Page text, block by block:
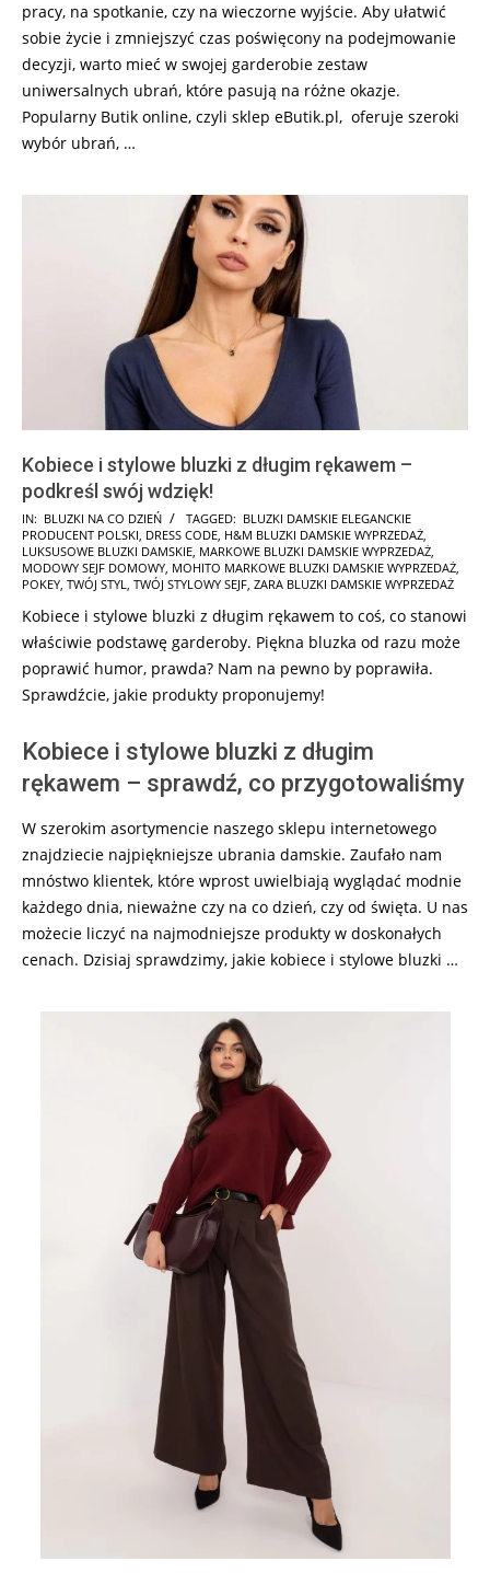
pracy, na spotkanie, czy na wieczorne wyjście. Aby ułatwić
sobie życie i zmniejszyć czas poświęcony na podejmowanie
decyzji, warto mieć w swojej garderobie zestaw
uniwersalnych ubrań, które pasują na różne okazje.
Popularny Butik online, czyli sklep eButik.pl, oferuje szeroki
wybór ubrań, …
Kobiece i stylowe bluzki z długim rękawem –
podkreśl swój wdzięk!
2025-
01-
11
IN: BLUZKI NA CO DZIEŃ TAGGED: BLUZKI DAMSKIE ELEGANCKIE
PRODUCENT POLSKI DRESS CODE H&M BLUZKI DAMSKIE WYPRZEDAŻ
LUKSUSOWE BLUZKI DAMSKIE MARKOWE BLUZKI DAMSKIE WYPRZEDAŻ
MODOWY SEJF DOMOWY MOHITO MARKOWE BLUZKI DAMSKIE WYPRZEDAŻ
POKEY TWÓJ STYL TWÓJ STYLOWY SEJF ZARA BLUZKI DAMSKIE WYPRZEDAŻ
Kobiece i stylowe bluzki z długim rękawem to coś, co stanowi
właściwie podstawę garderoby. Piękna bluzka od razu może
poprawić humor, prawda? Nam na pewno by poprawiła.
Sprawdźcie, jakie produkty proponujemy!
Kobiece i stylowe bluzki z długim
rękawem – sprawdź, co przygotowaliśmy
W szerokim asortymencie naszego sklepu internetowego
znajdziecie najpiękniejsze ubrania damskie. Zaufało nam
mnóstwo klientek, które wprost uwielbiają wyglądać modnie
każdego dnia, nieważne czy na co dzień, czy od święta. U nas
możecie liczyć na najmodniejsze produkty w doskonałych
cenach. Dzisiaj sprawdzimy, jakie kobiece i stylowe bluzki …